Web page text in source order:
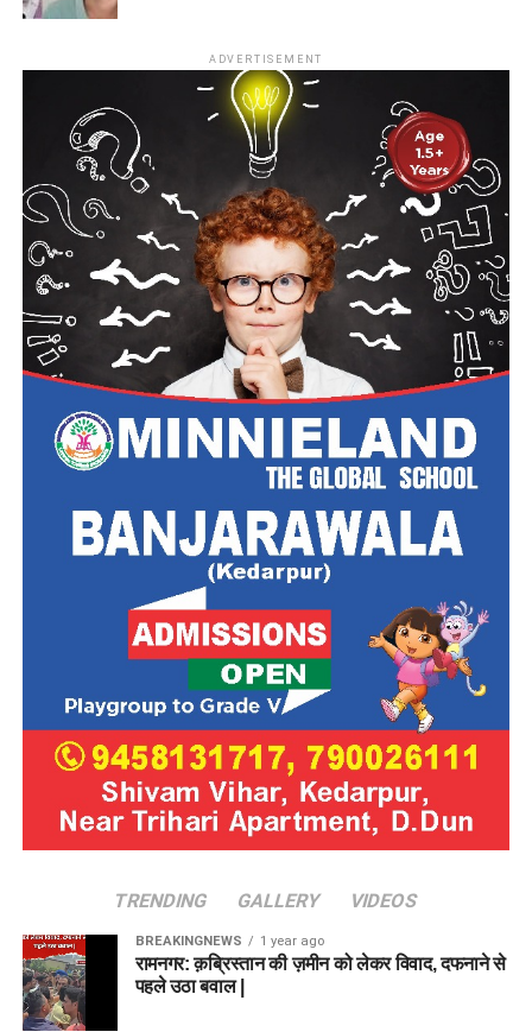
ADVERTISEMENT
TRENDING GALLERY VIDEOS
BREAKINGNEWS 1 year ago
रामनगर: क़ब्रिस्तान की ज़मीन को लेकर विवाद, दफनाने से
पहले उठा बवाल |